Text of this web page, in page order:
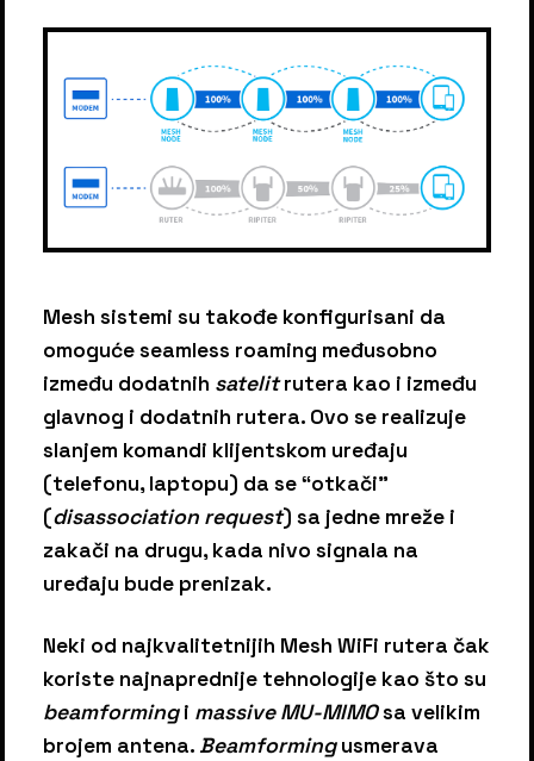
Mesh sistemi su takođe konfigurisani da
omoguće seamless roaming međusobno
između dodatnih satelitrutera kao i između
glavnog i dodatnih rutera. Ovo se realizuje
slanjem komandi klijentskom uređaju
(telefonu, laptopu) da se “otkači”
(disassociation request) sa jedne mreže i
zakači na drugu, kada nivo signala na
uređaju bude prenizak.
Neki od najkvalitetnijih Mesh WiFi rutera čak
koriste najnaprednije tehnologije kao što su
beamformingi massive MU-MIMOsa velikim
brojem antena. Beamformingusmerava